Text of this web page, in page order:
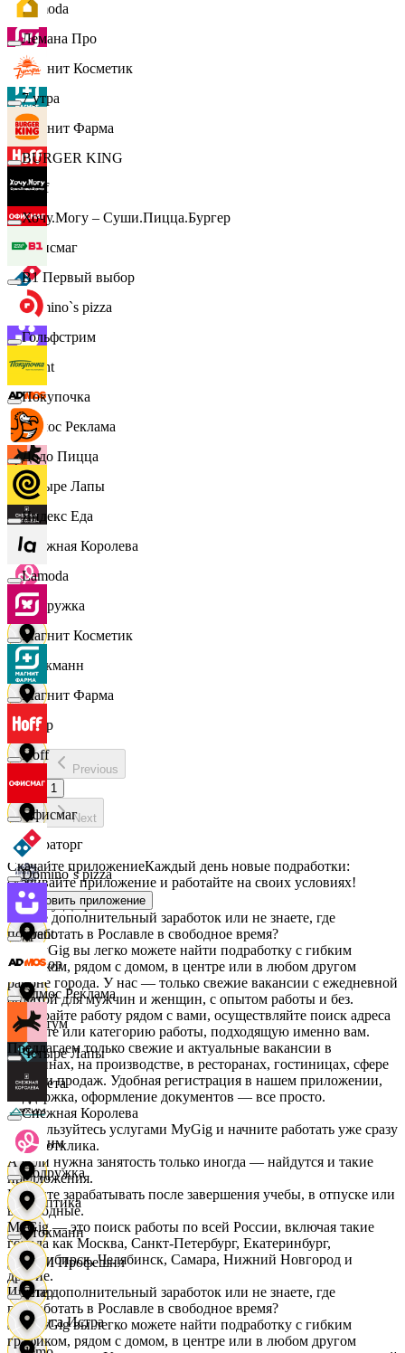
Lamoda
Магнит Косметик
Магнит Фарма
Hoff
Офисмаг
Domino`s pizza
Urent
Эдмос Реклама
Четыре Лапы
Снежная Королева
Подружка
Стокманн
Cпар
demo
Мираторг
Абрау-Дюрсо
Авиор
Альтум
Аркета
Архим
Асептика
АСМ Профешнл
Белуга Истра
Лемана Про
7 утра
BURGER KING
Хочу.Могу – Суши.Пицца.Бургер
B1 Первый выбор
Гольфстрим
Покупочка
Додо Пицца
Яндекс Еда
Lamoda
Магнит Косметик
Магнит Фарма
Hoff
Офисмаг
Domino`s pizza
Urent
Эдмос Реклама
Четыре Лапы
Снежная Королева
Подружка
Стокманн
Cпар
Previous
1
Next
Скачайте приложениеКаждый день новые подработки:
скачивайте приложение и работайте на своих условиях!
Установить приложение
Ищете дополнительный заработок или не знаете, где
подработать в Рославле в свободное время?
На MyGig вы легко можете найти подработку с гибким
графиком, рядом с домом, в центре или в любом другом
районе города. У нас — только свежие вакансии с ежедневной
оплатой для мужчин и женщин, с опытом работы и без.
Выбирайте работу рядом с вами, осуществляйте поиск адреса
на карте или категорию работы, подходящую именно вам.
Предлагаем только свежие и актуальные вакансии в
магазинах, на производстве, в ресторанах, гостиницах, сфере
услуг и продаж. Удобная регистрация в нашем приложении,
поддержка, оформление документов — все просто.
Воспользуйтесь услугами MyGig и начните работать уже сразу
после отклика.
А если нужна занятость только иногда — найдутся и такие
предложения.
Начните зарабатывать после завершения учебы, в отпуске или
в выходные.
MyGig — это поиск работы по всей России, включая такие
города как Москва, Санкт-Петербург, Екатеринбург,
Новосибирск, Челябинск, Самара, Нижний Новгород и
другие.
Ищете дополнительный заработок или не знаете, где
подработать в Рославле в свободное время?
На MyGig вы легко можете найти подработку с гибким
графиком, рядом с домом, в центре или в любом другом